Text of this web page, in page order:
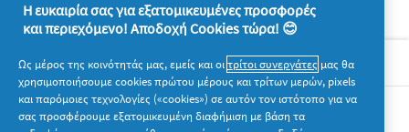
Σχετικά με την P&G
Νομικά
Η ευκαιρία σας για εξατομικευμένες προσφορές
και περιεχόμενο! Αποδοχή Cookies τώρα! 😊
Ως μέρος της κοινότητάς μας, εμείς και οιτρίτοι συνεργάτες μας θα
χρησιμοποιήσουμε cookies πρώτου μέρους και τρίτων μερών, pixels
και παρόμοιες τεχνολογίες («cookies») σε αυτόν τον ιστότοπο για να
σας προσφέρουμε εξατομικευμένη διαφήμιση με βάση τα